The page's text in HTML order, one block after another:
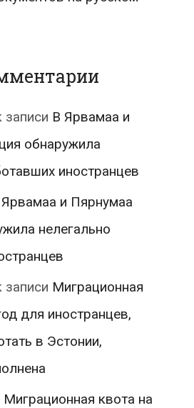
записи В Ярвамаа и
обнаружила
иностранцев
и Пярнумаа
нелегально
записи Миграционная
для иностранцев,
в Эстонии,
Миграционная квота на